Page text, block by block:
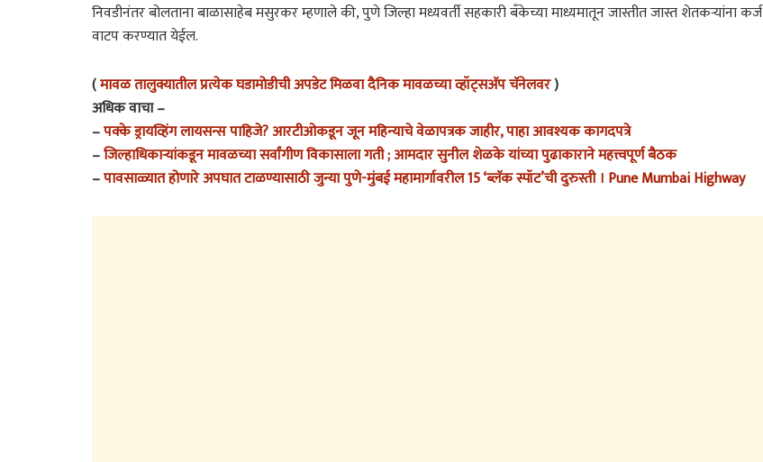
निवडीनंतर बोलताना बाळासाहेब मसुरकर म्हणाले की, पुणे जिल्हा मध्यवर्ती सहकारी बॅंकेच्या माध्यमातून जास्तीत जास्त शेतकऱ्यांना कर्ज
वाटप करण्यात येईल.
(मावळ तालुक्यातील प्रत्येक घडामोडीची अपडेट मिळवा दैनिक मावळच्या व्हॉट्सअ‍ॅप चॅनेलवर)
अधिक वाचा –
–पक्के ड्रायव्हिंग लायसन्स पाहिजे? आरटीओकडून जून महिन्याचे वेळापत्रक जाहीर, पाहा आवश्यक कागदपत्रे
–जिल्हाधिकाऱ्यांकडून मावळच्या सर्वांगीण विकासाला गती ; आमदार सुनील शेळके यांच्या पुढाकाराने महत्त्वपूर्ण बैठक
–पावसाळ्यात होणारे अपघात टाळण्यासाठी जुन्या पुणे-मुंबई महामार्गावरील 15 ‘ब्लॅक स्पॉट’ची दुरुस्ती । Pune Mumbai Highway